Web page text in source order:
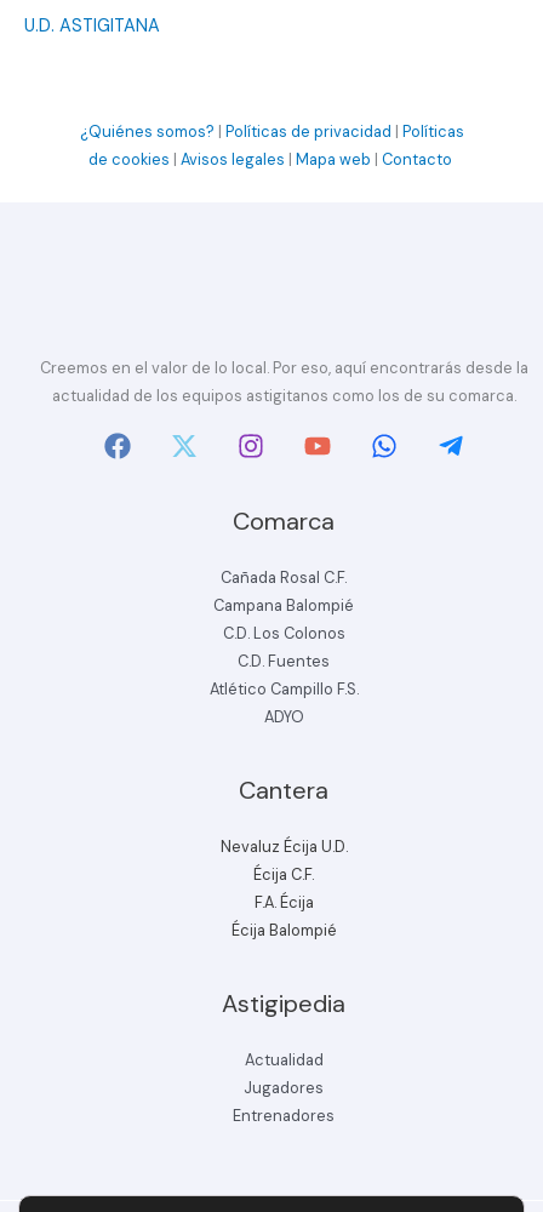
U.D. ASTIGITANA
¿Quiénes somos? | Políticas de privacidad | Políticas
de cookies | Avisos legales | Mapa web | Contacto
Creemos en el valor de lo local. Por eso, aquí encontrarás desde la
actualidad de los equipos astigitanos como los de su comarca.
Comarca
Cañada Rosal C.F.
Campana Balompié
C.D. Los Colonos
C.D. Fuentes
Atlético Campillo F.S.
ADYO
Cantera
Nevaluz Écija U.D.
Écija C.F.
F.A. Écija
Écija Balompié
Astigipedia
Actualidad
Jugadores
Entrenadores